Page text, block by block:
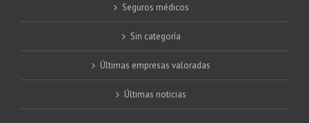
Seguros médicos
Sin categoría
Últimas empresas valoradas
Últimas noticias